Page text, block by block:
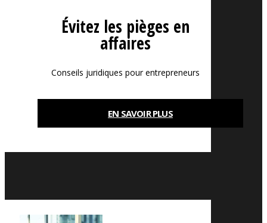
Évitez les pièges en
affaires
Conseils juridiques pour entrepreneurs
EN SAVOIR PLUS